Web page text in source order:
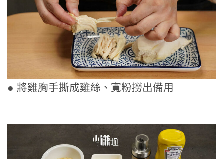
● 將雞胸手撕成雞絲、寬粉撈出備用